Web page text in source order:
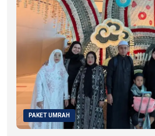
PAKET UMRAH